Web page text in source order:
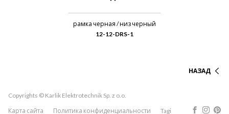
рамка черная / низ черный
12-12-DRS-1
НАЗАД
Copyrights © Karlik Elektrotechnik Sp. z o.o.
Карта сайта
Политика конфиденциальности Tagi